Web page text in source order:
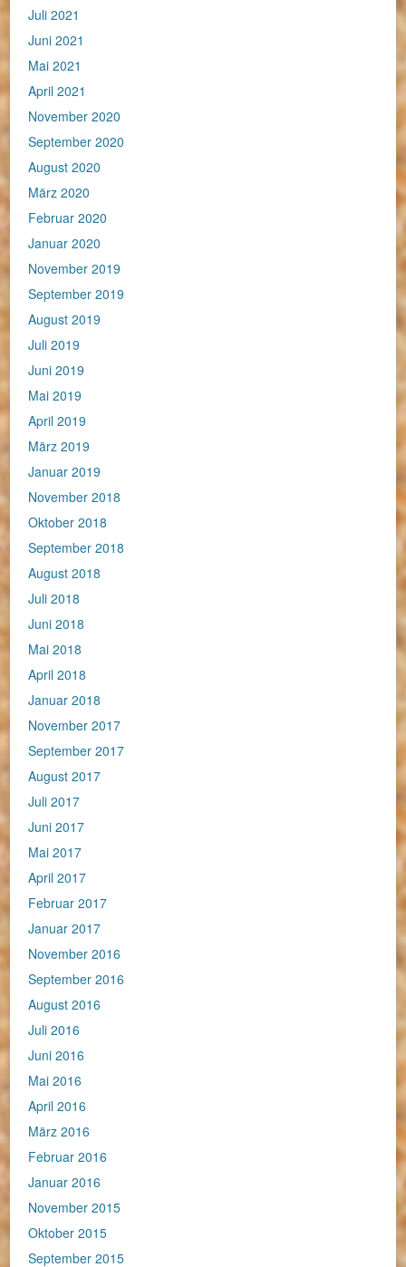
Juli 2021
Juni 2021
Mai 2021
April 2021
November 2020
September 2020
August 2020
März 2020
Februar 2020
Januar 2020
November 2019
September 2019
August 2019
Juli 2019
Juni 2019
Mai 2019
April 2019
März 2019
Januar 2019
November 2018
Oktober 2018
September 2018
August 2018
Juli 2018
Juni 2018
Mai 2018
April 2018
Januar 2018
November 2017
September 2017
August 2017
Juli 2017
Juni 2017
Mai 2017
April 2017
Februar 2017
Januar 2017
November 2016
September 2016
August 2016
Juli 2016
Juni 2016
Mai 2016
April 2016
März 2016
Februar 2016
Januar 2016
November 2015
Oktober 2015
September 2015